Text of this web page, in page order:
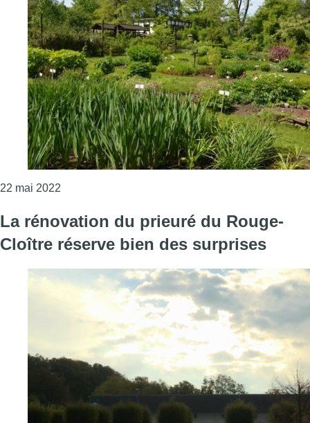
22 mai 2022
La rénovation du prieuré du Rouge-
Cloître réserve bien des surprises